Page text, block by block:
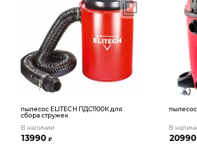
пылесос ELITECH ПДС1100К для
сбора стружек
В наличии
13990₽
пылесос
В